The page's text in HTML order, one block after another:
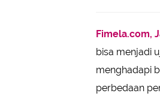
Fimela.com,
bisa menjadi
menghadapi
perbedaan